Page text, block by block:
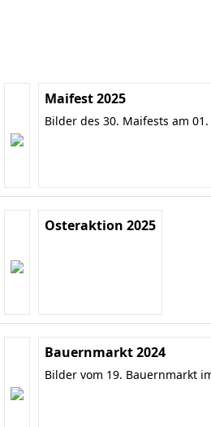
Maifest 2025
Bilder des 30. Maifests am
Osteraktion 2025
Bauernmarkt 2024
Bilder vom 19. Bauernmarkt